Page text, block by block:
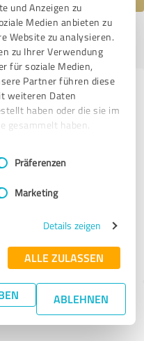
und Anzeigen zu
Medien anbieten zu
Website zu analysieren.
zu Ihrer Verwendung
für soziale Medien,
Partner führen diese
weiteren Daten
haben oder die sie im
gesammelt haben.
Präferenzen
Marketing
Details zeigen
ALLE ZULASSEN
ABLEHNEN
07.06.2026|Profil
weiteren
Bereich
finden - mit